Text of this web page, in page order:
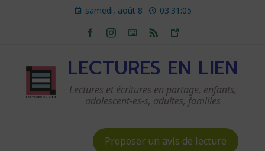
samedi, août 8 03:31:05
LECTURES EN LIEN
Lectures et écritures en partage, enfants,
adolescent-es-s, adultes, familles
Proposer un avis de lecture